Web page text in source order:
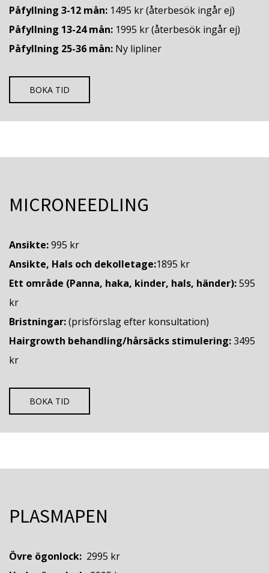
Påfyllning 3-12 mån: 1495 kr (återbesök ingår ej)
Påfyllning 13-24 mån: 1995 kr (återbesök ingår ej)
Påfyllning 25-36 mån: Ny lipliner
BOKA TID
MICRONEEDLING
Ansikte:995 kr
Ansikte, Hals och dekolletage:1895 kr
Ett område (Panna, haka, kinder, hals, händer):595
kr
Bristningar:(prisförslag efter konsultation)
Hairgrowth behandling/hårsäcks stimulering:3495
kr
BOKA TID
PLASMAPEN
Övre ögonlock: 2995 kr